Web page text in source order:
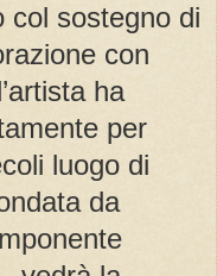
col sostegno di
con
ha
per
luogo di
da